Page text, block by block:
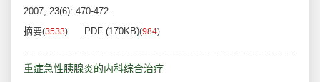
2007, 23(6): 470-472.
摘要(3533) PDF (170KB)(984)
重症急性胰腺炎的内科综合治疗